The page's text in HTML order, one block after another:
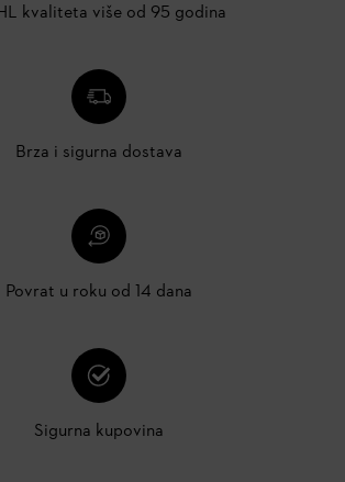
kvaliteta više od 95 godina
Brza i sigurna dostava
Povrat u roku od 14 dana
Sigurna kupovina